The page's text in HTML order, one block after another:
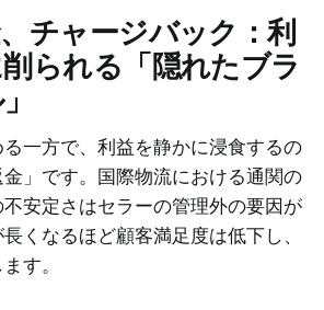
チャージバック：利
られる「隠れたブラ
一方で、利益を静かに浸食するの
」です。国際物流における通関の
安定さはセラーの管理外の要因が
くなるほど顧客満足度は低下し、
す。